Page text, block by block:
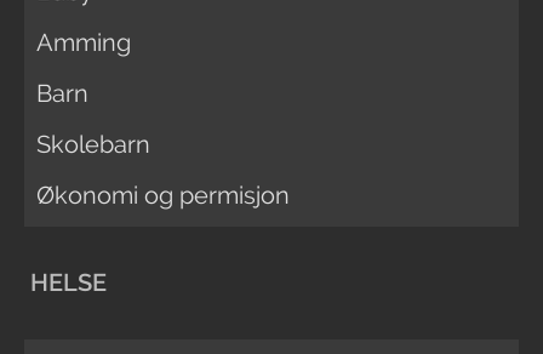
Amming
Barn
Skolebarn
Økonomi og permisjon
HELSE